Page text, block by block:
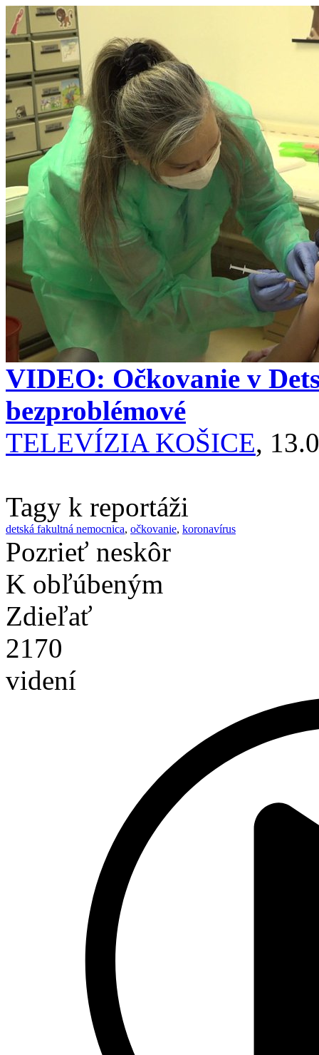
VIDEO: Očkovanie v
bezproblémové
TELEVÍZIA KOŠICE,
Tagy k reportáži
detská fakultná nemocnica, očkovanie, koronavírus
Pozrieť neskôr
K obľúbeným
Zdieľať
2170
videní